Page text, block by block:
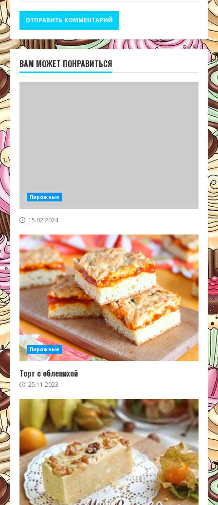
ВАМ МОЖЕТ ПОНРАВИТЬСЯ
Пирожные
15.02.2024
Пирожные
Торт с облепихой
25.11.2023